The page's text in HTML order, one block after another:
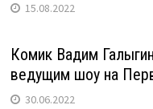
15.08.2022
Комик Вадим
ведущим шоу на
30.06.2022